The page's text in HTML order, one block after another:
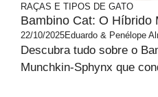
RAÇAS E TIPOS DE GATO
Bambino Cat: O Híbrido
22/10/2025Eduardo & Penélope
Descubra tudo sobre o
Munchkin-Sphynx que